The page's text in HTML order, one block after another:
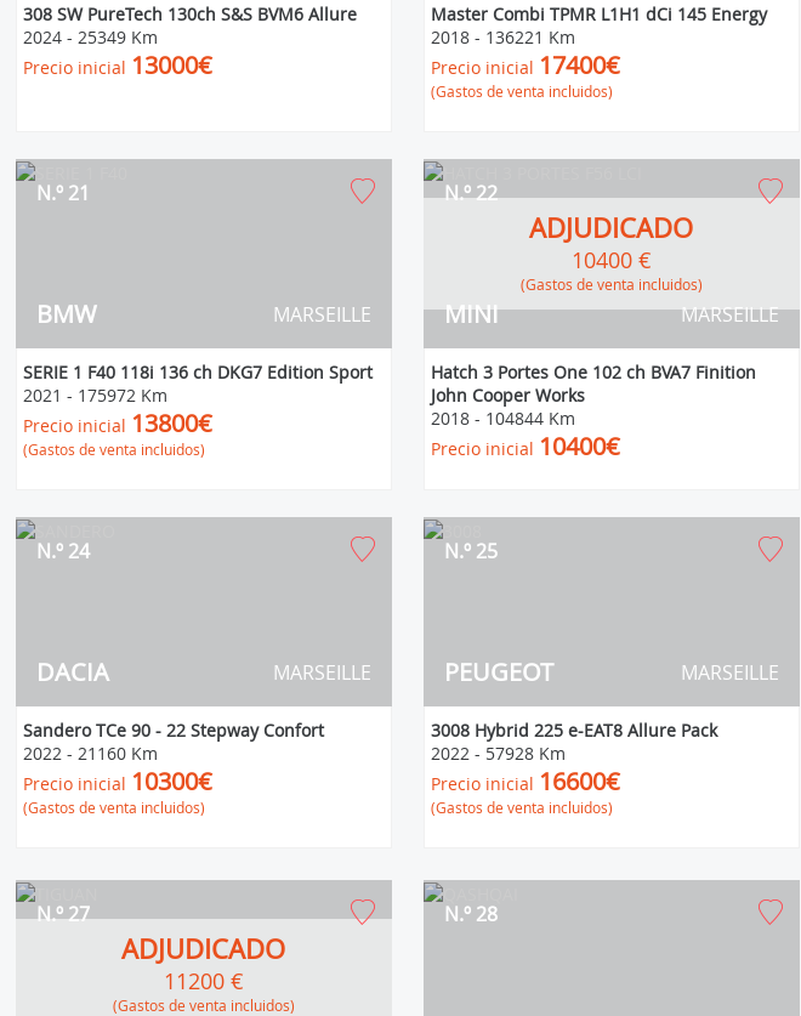
308 SW PureTech 130ch S&S BVM6 Allure
2024- 25349 Km
Precio inicial 13000€
Master Combi TPMR L1H1 dCi 145 Energy
2018- 136221 Km
Precio inicial 17400€
(Gastos de venta incluidos)
BMW
N.º 21
MARSEILLE
SERIE 1 F40 118i 136 ch DKG7 Edition Sport
2021 - 175972 Km
Precio inicial 13800€
(Gastos de venta incluidos)
MINI
N.º 22
MARSEILLE
ADJUDICADO
10400 €
(Gastos de venta incluidos)
Hatch 3 Portes One 102 ch BVA7 Finition
John Cooper Works
2018- 104844 Km
Precio inicial 10400€
DACIA
N.º 24
MARSEILLE
Sandero TCe 90 - 22 Stepway Confort
2022 - 21160 Km
Precio inicial 10300€
(Gastos de venta incluidos)
PEUGEOT
N.º 25
MARSEILLE
3008 Hybrid 225 e-EAT8 Allure Pack
2022 - 57928 Km
Precio inicial 16600€
(Gastos de venta incluidos)
N.º 27
ADJUDICADO
11200 €
(Gastos de venta incluidos)
N.º 28